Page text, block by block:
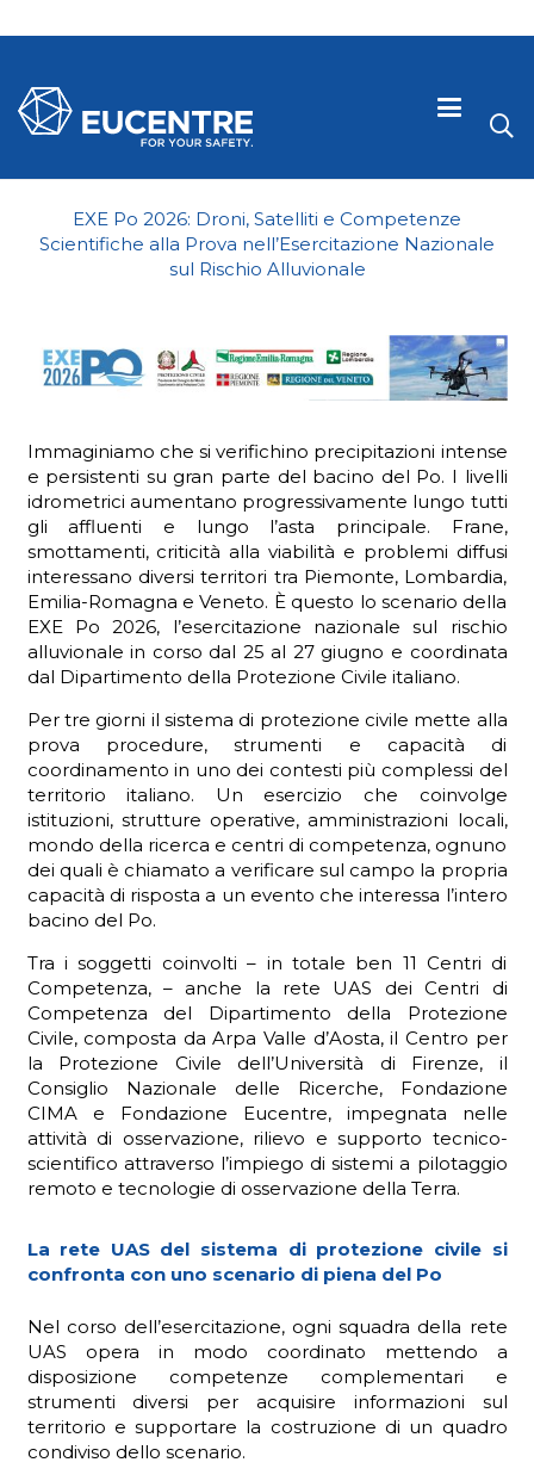
EXE Po 2026: Droni, Satelliti e Competenze
Scientifiche alla Prova nell’Esercitazione Nazionale
sul Rischio Alluvionale
Immaginiamo che si verifichino precipitazioni intense
e persistenti su gran parte del bacino del Po. I livelli
idrometrici aumentano progressivamente lungo tutti
gli affluenti e lungo l’asta principale. Frane,
smottamenti, criticità alla viabilità e problemi diffusi
interessano diversi territori tra Piemonte, Lombardia,
Emilia-Romagna e Veneto. È questo lo scenario della
EXE Po 2026, l’esercitazione nazionale sul rischio
alluvionale in corso dal 25 al 27 giugno e coordinata
dal Dipartimento della Protezione Civile italiano.
Per tre giorni il sistema di protezione civile mette alla
prova procedure, strumenti e capacità di
coordinamento in uno dei contesti più complessi del
territorio italiano. Un esercizio che coinvolge
istituzioni, strutture operative, amministrazioni locali,
mondo della ricerca e centri di competenza, ognuno
dei quali è chiamato a verificare sul campo la propria
capacità di risposta a un evento che interessa l’intero
bacino del Po.
Tra i soggetti coinvolti – in totale ben 11 Centri di
Competenza, – anche la rete UAS dei Centri di
Competenza del Dipartimento della Protezione
Civile, composta da Arpa Valle d’Aosta, il Centro per
la Protezione Civile dell’Università di Firenze, il
Consiglio Nazionale delle Ricerche, Fondazione
CIMA e Fondazione Eucentre, impegnata nelle
attività di osservazione, rilievo e supporto tecnico-
scientifico attraverso l’impiego di sistemi a pilotaggio
remoto e tecnologie di osservazione della Terra.
La rete UAS del sistema di protezione civile si
confronta con uno scenario di piena del Po
Nel corso dell’esercitazione, ogni squadra della rete
UAS opera in modo coordinato mettendo a
disposizione competenze complementari e
strumenti diversi per acquisire informazioni sul
territorio e supportare la costruzione di un quadro
condiviso dello scenario.